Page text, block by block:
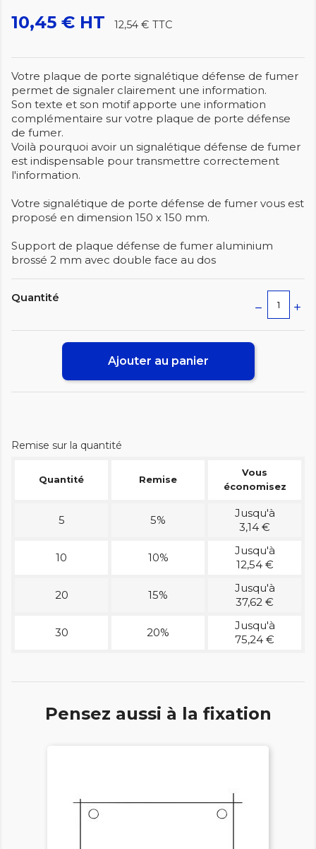
10,45 € HT 12,54 € TTC
Votre plaque de porte signalétique défense de fumer
permet de signaler clairement une information.
Son texte et son motif apporte une information
complémentaire sur votre plaque de porte défense
de fumer.
Voilà pourquoi avoir un signalétique défense de fumer
est indispensable pour transmettre correctement
l'information.
Votre signalétique de porte défense de fumer vous est
proposé en dimension 150 x 150 mm.
Support de plaque défense de fumer aluminium
brossé 2 mm avec double face au dos
Quantité
Ajouter au panier
Remise sur la quantité
Quantité Remise
Vous
économisez
5 5%
Jusqu'à
3,14 €
10 10%
Jusqu'à
12,54 €
20 15%
Jusqu'à
37,62 €
30 20%
Jusqu'à
75,24 €
Pensez aussi à la fixation